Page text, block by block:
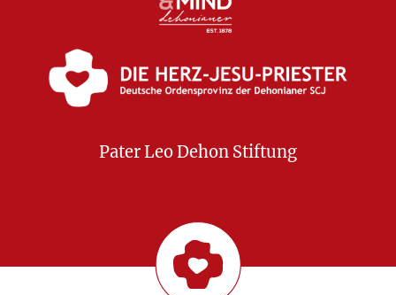
Pater Leo Dehon Stiftung